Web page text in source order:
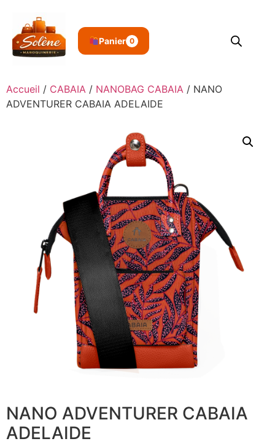
Panier 0
Accueil / CABAIA / NANOBAG CABAIA / NANO
ADVENTURER CABAIA ADELAIDE
NANO ADVENTURER CABAIA
ADELAIDE